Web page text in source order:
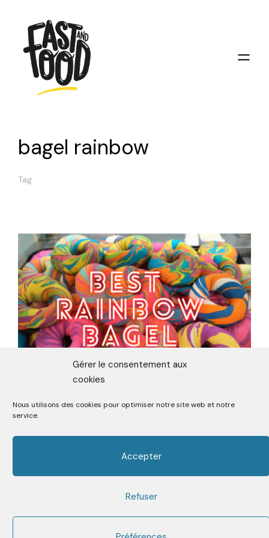
Gérer le consentement aux
cookies
Nous utilisons des cookies pour optimiser notre site web et notre
service.
Accepter
Refuser
bagel rainbow
Tag
ON A TESTÉ LE RAINBOW BAGEL A
NEW-YORK
Premier Media sur la Street Food depuis 2006
Facebook
Twitter Instagram Youtube Mail